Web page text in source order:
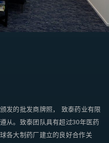
发的批发商牌照， 致泰药业有限
从。致泰团队具有超过30年医药
各大制药厂建立的良好合作关